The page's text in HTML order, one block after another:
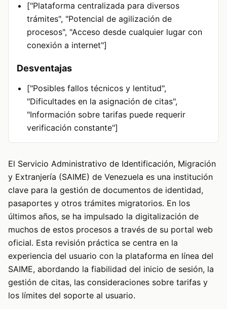
["Plataforma centralizada para diversos
trámites", "Potencial de agilización de
procesos", "Acceso desde cualquier lugar con
conexión a internet"]
Desventajas
["Posibles fallos técnicos y lentitud",
"Dificultades en la asignación de citas",
"Información sobre tarifas puede requerir
verificación constante"]
El Servicio Administrativo de Identificación, Migración
y Extranjería (SAIME) de Venezuela es una institución
clave para la gestión de documentos de identidad,
pasaportes y otros trámites migratorios. En los
últimos años, se ha impulsado la digitalización de
muchos de estos procesos a través de su portal web
oficial. Esta revisión práctica se centra en la
experiencia del usuario con la plataforma en línea del
SAIME, abordando la fiabilidad del inicio de sesión, la
gestión de citas, las consideraciones sobre tarifas y
los límites del soporte al usuario.